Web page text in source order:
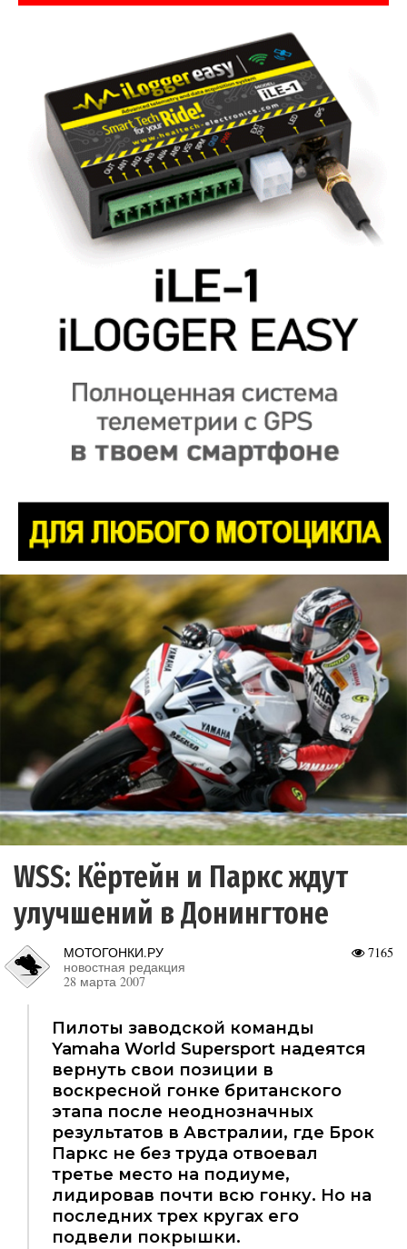
WSS: Кёртейн и Паркс ждут
улучшений в Донингтоне
7165
МОТОГОНКИ.РУ
новостная редакция
28 марта 2007
Пилоты заводской команды
Yamaha World Supersport надеятся
вернуть свои позиции в
воскресной гонке британского
этапа после неоднозначных
результатов в Австралии, где Брок
Паркс не без труда отвоевал
третье место на подиуме,
лидировав почти всю гонку. Но на
последних трех кругах его
подвели покрышки.